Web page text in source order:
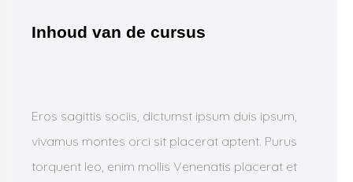
Inhoud van de cursus
Eros sagittis sociis, dictumst ipsum duis ipsum,
vivamus montes orci sit placerat aptent. Purus
torquent leo, enim mollis Venenatis placerat et